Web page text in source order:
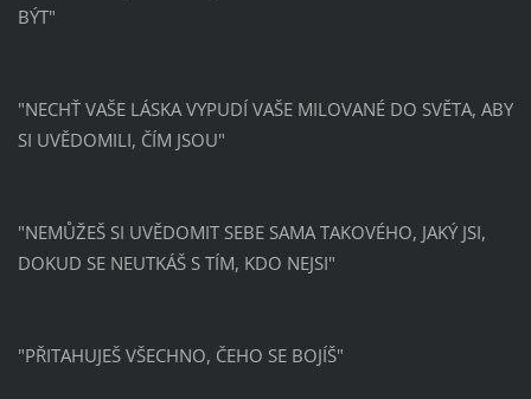
BÝT"
"NECHŤ VAŠE LÁSKA VYPUDÍ VAŠE MILOVANÉ DO SVĚTA, ABY
SI UVĚDOMILI, ČÍM JSOU"
"NEMŮŽEŠ SI UVĚDOMIT SEBE SAMA TAKOVÉHO, JAKÝ JSI,
DOKUD SE NEUTKÁŠ S TÍM, KDO NEJSI"
"PŘITAHUJEŠ VŠECHNO, ČEHO SE BOJÍŠ"